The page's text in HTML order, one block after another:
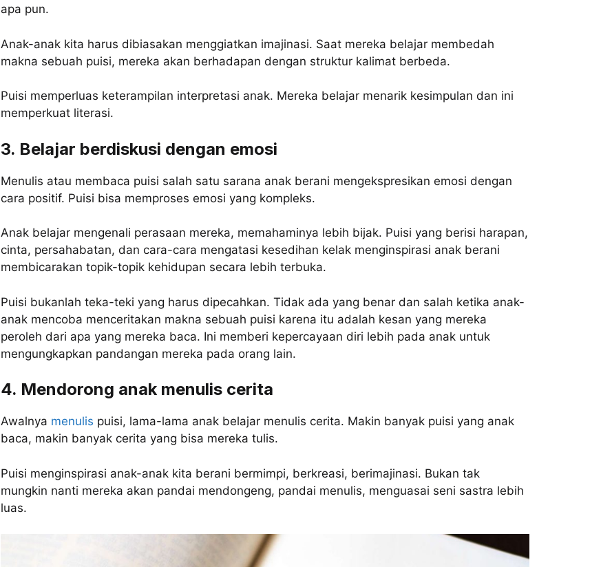
apa pun.
Anak-anak kita harus dibiasakan menggiatkan imajinasi. Saat mereka belajar membedah
makna sebuah puisi, mereka akan berhadapan dengan struktur kalimat berbeda.
Puisi memperluas keterampilan interpretasi anak. Mereka belajar menarik kesimpulan dan ini
memperkuat literasi.
3. Belajar berdiskusi dengan emosi
Menulis atau membaca puisi salah satu sarana anak berani mengekspresikan emosi dengan
cara positif. Puisi bisa memproses emosi yang kompleks.
Anak belajar mengenali perasaan mereka, memahaminya lebih bijak. Puisi yang berisi harapan,
cinta, persahabatan, dan cara-cara mengatasi kesedihan kelak menginspirasi anak berani
membicarakan topik-topik kehidupan secara lebih terbuka.
Puisi bukanlah teka-teki yang harus dipecahkan. Tidak ada yang benar dan salah ketika anak-
anak mencoba menceritakan makna sebuah puisi karena itu adalah kesan yang mereka
peroleh dari apa yang mereka baca. Ini memberi kepercayaan diri lebih pada anak untuk
mengungkapkan pandangan mereka pada orang lain.
4. Mendorong anak menulis cerita
Awalnya menulis puisi, lama-lama anak belajar menulis cerita. Makin banyak puisi yang anak
baca, makin banyak cerita yang bisa mereka tulis.
Puisi menginspirasi anak-anak kita berani bermimpi, berkreasi, berimajinasi. Bukan tak
mungkin nanti mereka akan pandai mendongeng, pandai menulis, menguasai seni sastra lebih
luas.